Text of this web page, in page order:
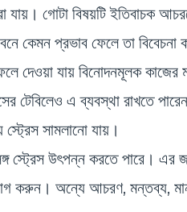
যায়। গোটা বিষয়টি ইতিবাচক
কেমন প্রভাব ফেলে তা বিবেচনা
দেওয়া যায় বিনোদনমূলক
টেবিলেও এ ব্যবস্থা রাখতে
সামলানো যায়।
স্ট্রেস উৎপন্ন করতে পারে।
করুন। অন্যে আচরণ, মন্তব্য,